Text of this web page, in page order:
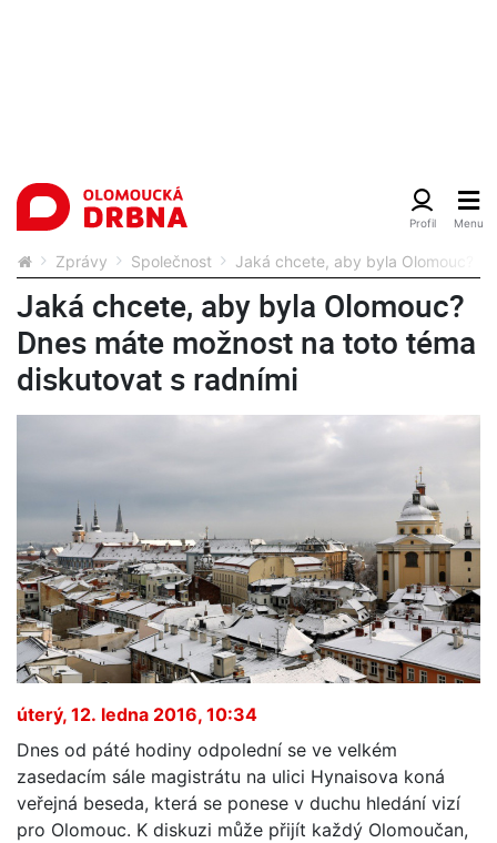
Zprávy Společnost Jaká chcete, aby byla Olomouc?
Jaká chcete, aby byla Olomouc?
Dnes máte možnost na toto téma
diskutovat s radními
úterý, 12. ledna 2016, 10:34
Dnes od páté hodiny odpolední se ve velkém
zasedacím sále magistrátu na ulici Hynaisova koná
veřejná beseda, která se ponese v duchu hledání vizí
pro Olomouc. K diskuzi může přijít každý Olomoučan,